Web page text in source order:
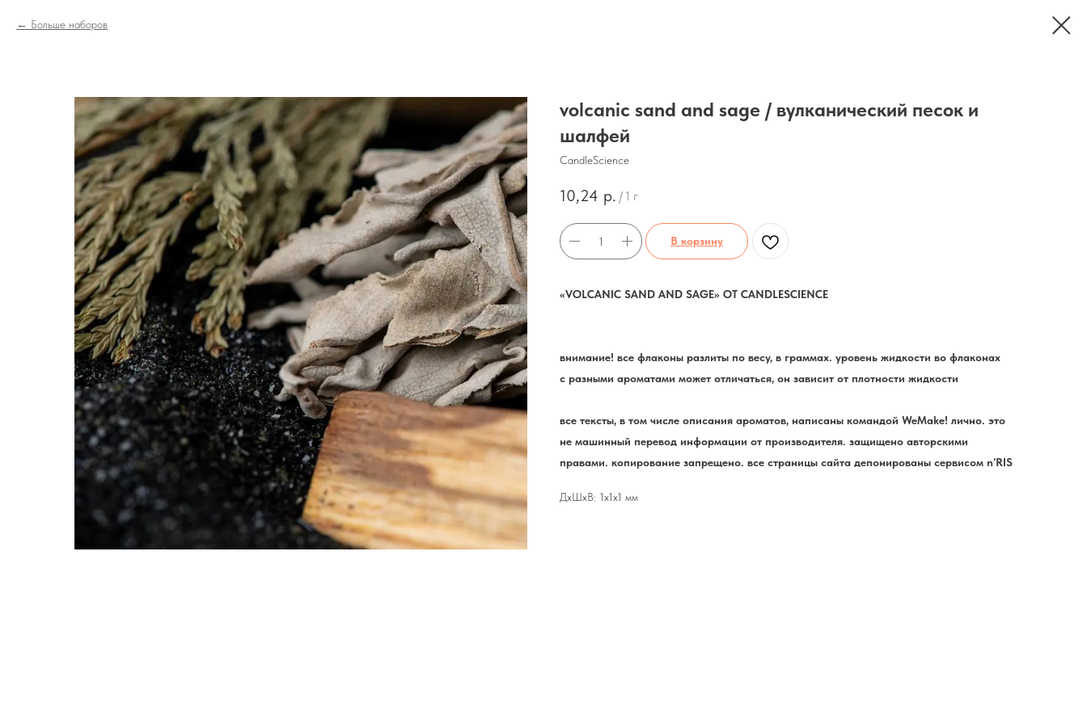
Больше наборов
volcanic sand and sage / вулканический песок и
шалфей
CandleScience
10,24 р. / 1 г
В корзину
«VOLCANIC SAND AND SAGE» ОТ CANDLESCIENCE
внимание! все флаконы разлиты по весу, в граммах. уровень жидкости во флаконах
с разными ароматами может отличаться, он зависит от плотности жидкости
все тексты, в том числе описания ароматов, написаны командой WeMake! лично. это
не машинный перевод информации от производителя. защищено авторскими
правами. копирование запрещено. все страницы сайта депонированы сервисом n’RIS
ДxШxВ: 1x1x1 мм